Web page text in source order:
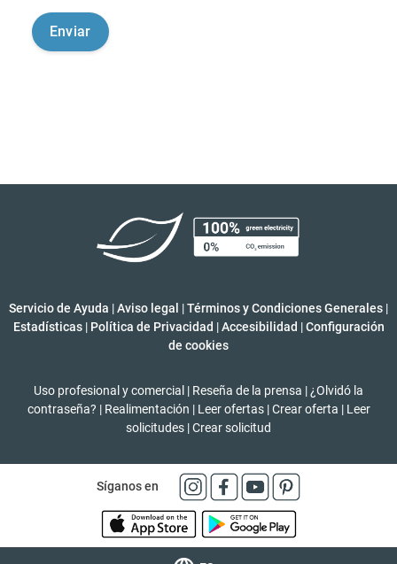
Servicio de Ayuda |Aviso legal |Términos y Condiciones Generales |
Estadísticas | Política de Privacidad | Accesibilidad | Configuración
de cookies
Uso profesional y comercial | Reseña de la prensa | ¿Olvidó la
contraseña? | Realimentación | Leer ofertas | Crear oferta | Leer
solicitudes |Crear solicitud
Síganos en